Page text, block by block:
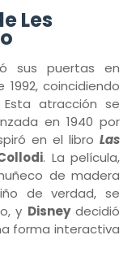
Les
sus puertas en
1992, coincidiendo
atracción se
en 1940 por
en el libroLas
. La película,
de madera
de verdad, se
y Disneydecidió
forma interactiva